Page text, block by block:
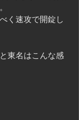
く速攻で開錠し
東名はこんな感